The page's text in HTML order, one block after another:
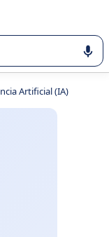
de software
Artificial (IA)